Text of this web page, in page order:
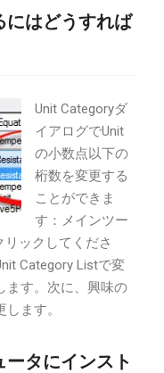
にはどうすれば
Unit Categoryダ
イアログでUnit
の小数点以下の
桁数を変更する
ことができま
す：メインツー
リックしてくださ
Category Listで変
ます。次に、興味の
ます。
タにインスト